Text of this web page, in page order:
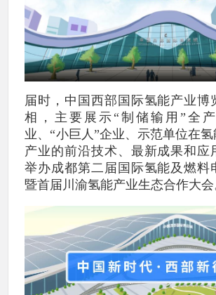
届时，中国西部国际氢能产业博
相，主要展示“制储输用”全
业、“小巨人”企业、示范单位在
产业的前沿技术、最新成果和应
举办成都第二届国际氢能及燃料
暨首届川渝氢能产业生态合作大会